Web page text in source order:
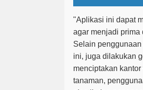
"Aplikasi ini dapat
agar menjadi prima
Selain
ini, juga dilakukan
menciptakan
tanaman,